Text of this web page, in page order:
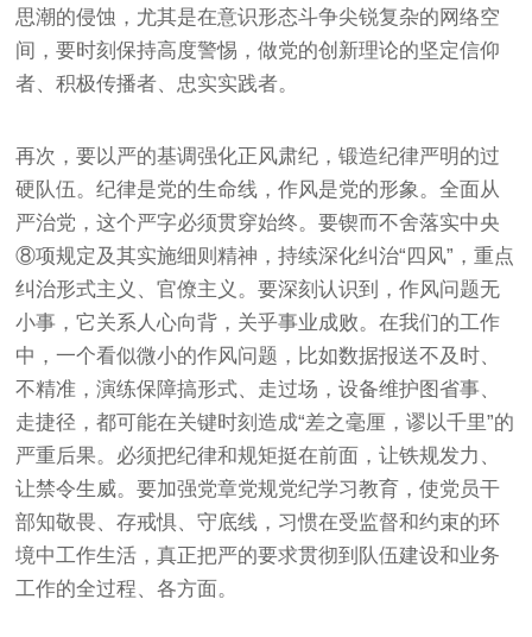
思潮的侵蚀，尤其是在意识形态斗争尖锐复杂的网络空
间，要时刻保持高度警惕，做党的创新理论的坚定信仰
者、积极传播者、忠实实践者。
再次，要以严的基调强化正风肃纪，锻造纪律严明的过
硬队伍。纪律是党的生命线，作风是党的形象。全面从
严治党，这个严字必须贯穿始终。要锲而不舍落实中央
⑧项规定及其实施细则精神，持续深化纠治“四风”，重点
纠治形式主义、官僚主义。要深刻认识到，作风问题无
小事，它关系人心向背，关乎事业成败。在我们的工作
中，一个看似微小的作风问题，比如数据报送不及时、
不精准，演练保障搞形式、走过场，设备维护图省事、
走捷径，都可能在关键时刻造成“差之毫厘，谬以千里”的
严重后果。必须把纪律和规矩挺在前面，让铁规发力、
让禁令生威。要加强党章党规党纪学习教育，使党员干
部知敬畏、存戒惧、守底线，习惯在受监督和约束的环
境中工作生活，真正把严的要求贯彻到队伍建设和业务
工作的全过程、各方面。